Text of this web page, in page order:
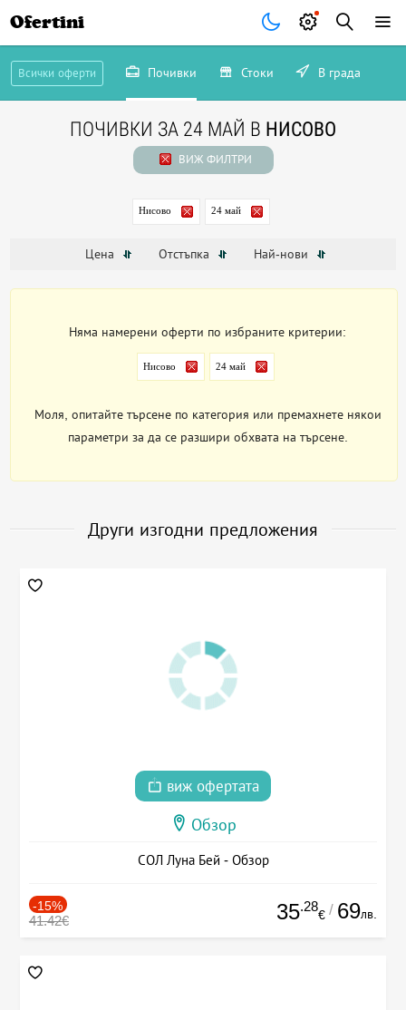
Ofertini
Всички оферти Почивки Стоки В града
ПОЧИВКИ ЗА 24 МАЙ В НИСОВО
ВИЖ ФИЛТРИ
Нисово 24 май
Цена Отстъпка Най-нови
Няма намерени оферти по избраните критерии:
Нисово 24 май
Моля, опитайте търсене по категория или премахнете някои
параметри за да се разшири обхвата на търсене.
Други изгодни предложения
виж офертата
Обзор
СОЛ Луна Бей - Обзор
-15%
41.42€ 35.28
€ / 69лв.